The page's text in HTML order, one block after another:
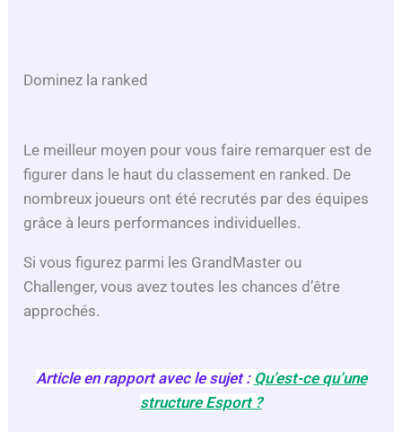
Dominez la ranked
Le meilleur moyen pour vous faire remarquer est de
figurer dans le haut du classement en ranked. De
nombreux joueurs ont été recrutés par des équipes
grâce à leurs performances individuelles.
Si vous figurez parmi les GrandMaster ou
Challenger, vous avez toutes les chances d’être
approchés.
Article en rapport avec le sujet : Qu’est-ce qu’une
structure Esport ?